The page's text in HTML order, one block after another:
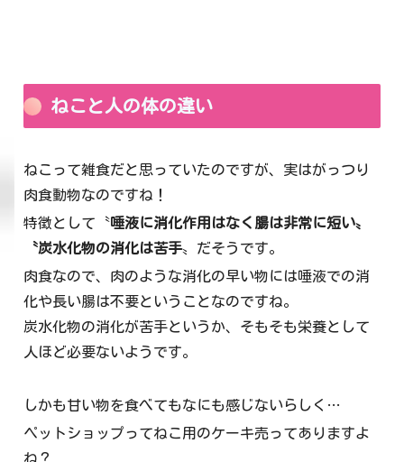
ねこと人の体の違い
ねこって雑食だと思っていたのですが、実はがっつり
肉食動物なのですね！
特徴として〝唾液に消化作用はなく腸は非常に短い〟
〝炭水化物の消化は苦手〟だそうです。
肉食なので、肉のような消化の早い物には唾液での消
化や長い腸は不要ということなのですね。
炭水化物の消化が苦手というか、そもそも栄養として
人ほど必要ないようです。
しかも甘い物を食べてもなにも感じないらしく…
ペットショップってねこ用のケーキ売ってありますよ
ね？